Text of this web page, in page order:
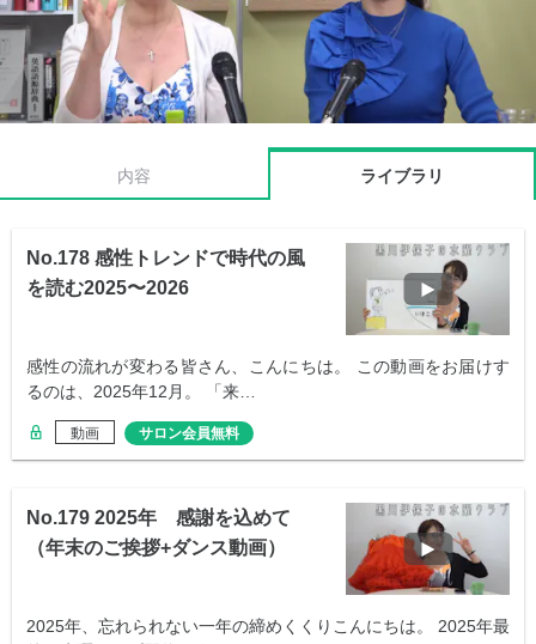
内容 ライブラリ
No.178 感性トレンドで時代の風
を読む2025〜2026
感性の流れが変わる皆さん、こんにちは。 この動画をお届けす
るのは、2025年12月。 「来…
動画 サロン会員無料
No.179 2025年 感謝を込めて
（年末のご挨拶+ダンス動画）
2025年、忘れられない一年の締めくくりこんにちは。 2025年最